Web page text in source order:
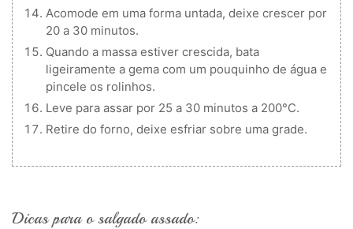
Acomode em uma forma untada, deixe crescer por
20 a 30 minutos.
Quando a massa estiver crescida, bata
ligeiramente a gema com um pouquinho de água e
pincele os rolinhos.
Leve para assar por 25 a 30 minutos a 200°C.
Retire do forno, deixe esfriar sobre uma grade.
Dicas para o salgado assado: